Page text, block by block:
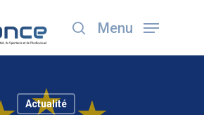
Menu
Actualité